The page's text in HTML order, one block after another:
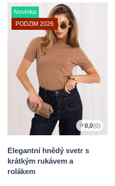
Novinka
PODZIM 2026
0,0(0)
Elegantní hnědý svetr s
krátkým rukávem a
rolákem